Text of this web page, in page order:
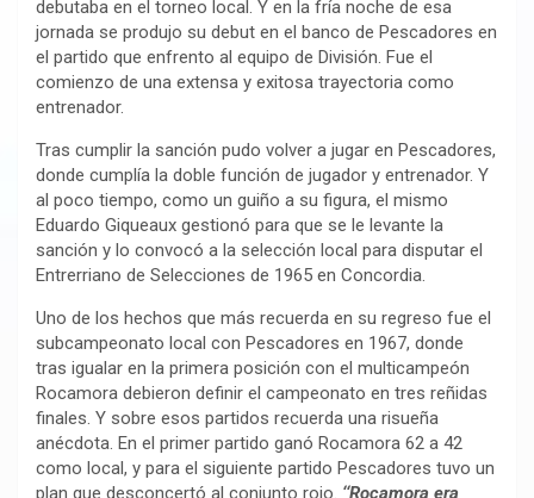
debutaba en el torneo local. Y en la fría noche de esa
jornada se produjo su debut en el banco de Pescadores en
el partido que enfrento al equipo de División. Fue el
comienzo de una extensa y exitosa trayectoria como
entrenador.
Tras cumplir la sanción pudo volver a jugar en Pescadores,
donde cumplía la doble función de jugador y entrenador. Y
al poco tiempo, como un guiño a su figura, el mismo
Eduardo Giqueaux gestionó para que se le levante la
sanción y lo convocó a la selección local para disputar el
Entrerriano de Selecciones de 1965 en Concordia.
Uno de los hechos que más recuerda en su regreso fue el
subcampeonato local con Pescadores en 1967, donde
tras igualar en la primera posición con el multicampeón
Rocamora debieron definir el campeonato en tres reñidas
finales. Y sobre esos partidos recuerda una risueña
anécdota. En el primer partido ganó Rocamora 62 a 42
como local, y para el siguiente partido Pescadores tuvo un